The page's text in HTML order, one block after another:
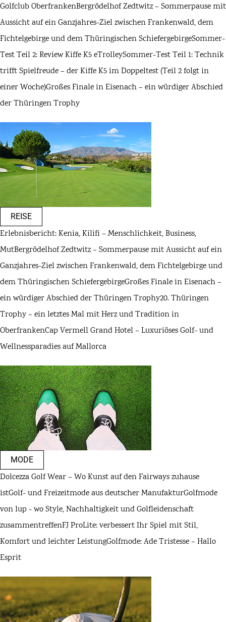
Golfclub OberfrankenBergrödelhof Zedtwitz – Sommerpause mit
Aussicht auf ein Ganzjahres-Ziel zwischen Frankenwald, dem
Fichtelgebirge und dem Thüringischen SchiefergebirgeSommer-
Test Teil 2: Review Kiffe K5 eTrolleySommer-Test Teil 1: Technik
trifft Spielfreude – der Kiffe K5 im Doppeltest (Teil 2 folgt in
einer Woche)Großes Finale in Eisenach – ein würdiger Abschied
der Thüringen Trophy
REISE
Erlebnisbericht: Kenia, Kilifi – Menschlichkeit, Business,
MutBergrödelhof Zedtwitz – Sommerpause mit Aussicht auf ein
Ganzjahres-Ziel zwischen Frankenwald, dem Fichtelgebirge und
dem Thüringischen SchiefergebirgeGroßes Finale in Eisenach –
ein würdiger Abschied der Thüringen Trophy20. Thüringen
Trophy – ein letztes Mal mit Herz und Tradition in
OberfrankenCap Vermell Grand Hotel – Luxuriöses Golf- und
Wellnessparadies auf Mallorca
MODE
Dolcezza Golf Wear – Wo Kunst auf den Fairways zuhause
istGolf- und Freizeitmode aus deutscher ManufakturGolfmode
von lup - wo Style, Nachhaltigkeit und Golfleidenschaft
zusammentreffenFJ ProLite: verbessert Ihr Spiel mit Stil,
Komfort und leichter LeistungGolfmode: Ade Tristesse – Hallo
Esprit